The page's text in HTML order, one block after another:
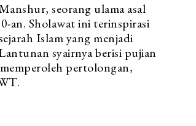
seorang ulama asal
an. Sholawat ini terinspirasi
Islam yang menjadi
syairnya berisi pujian
pertolongan,